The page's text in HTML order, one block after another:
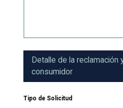
Detalle de la reclamación
consumidor
Tipo de Solicitud